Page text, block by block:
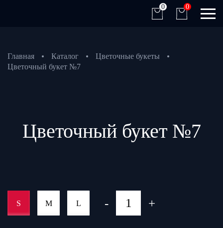
0 0
Главная Каталог
Цветочные букеты
Цветочный букет №7
Цветочный букет №7
S M L - +